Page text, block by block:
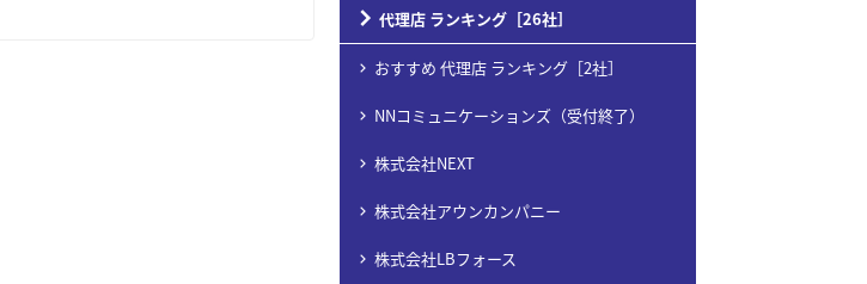
代理店 ランキング［26社］
おすすめ 代理店 ランキング［2社］
NNコミュニケーションズ（受付終了）
株式会社NEXT
株式会社アウンカンパニー
株式会社LBフォース